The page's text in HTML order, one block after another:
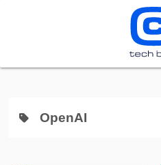
OpenAI